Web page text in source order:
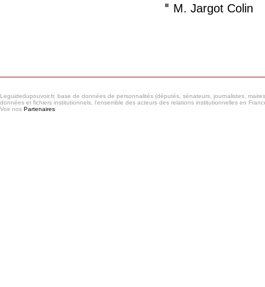
M. Jargot Colin
Leguidedupouvoir.fr, base de données de personnalités (députés, sénateurs, journalistes,
données et fichiers institutionnels, l'ensemble des acteurs des relations institutionnelles en
Voir nos Partenaires